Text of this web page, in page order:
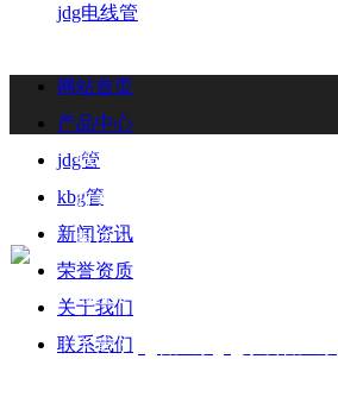
jdg电线管
网站首页
产品中心
jdg管
kbg管
新闻资讯
荣誉资质
关于我们
联系我们
联系我们
联系人：梁先生
电话：18006901992/
地址：福州闽侯县林森大道青
主营：